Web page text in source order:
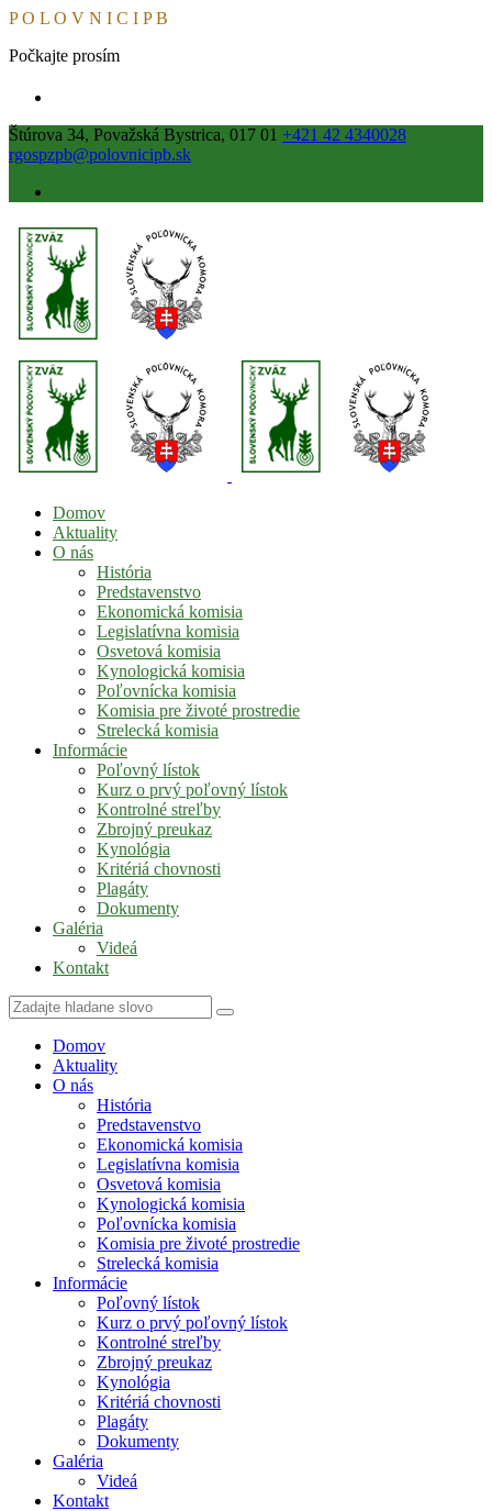
PO L O V N I C I PB
Počkajte prosím
Štúrova 34, Považská Bystrica, 017 01 +421 42 4340028
rgospzpb@polovnicipb.sk
Domov
Aktuality
O nás
História
Predstavenstvo
Ekonomická komisia
Legislatívna komisia
Osvetová komisia
Kynologická komisia
Poľovnícka komisia
Komisia pre životé prostredie
Strelecká komisia
Informácie
Poľovný lístok
Kurz o prvý poľovný lístok
Kontrolné streľby
Zbrojný preukaz
Kynológia
Kritériá chovnosti
Plagáty
Dokumenty
Galéria
Videá
Kontakt
Domov
Aktuality
O nás
História
Predstavenstvo
Ekonomická komisia
Legislatívna komisia
Osvetová komisia
Kynologická komisia
Poľovnícka komisia
Komisia pre životé prostredie
Strelecká komisia
Informácie
Poľovný lístok
Kurz o prvý poľovný lístok
Kontrolné streľby
Zbrojný preukaz
Kynológia
Kritériá chovnosti
Plagáty
Dokumenty
Galéria
Videá
Kontakt